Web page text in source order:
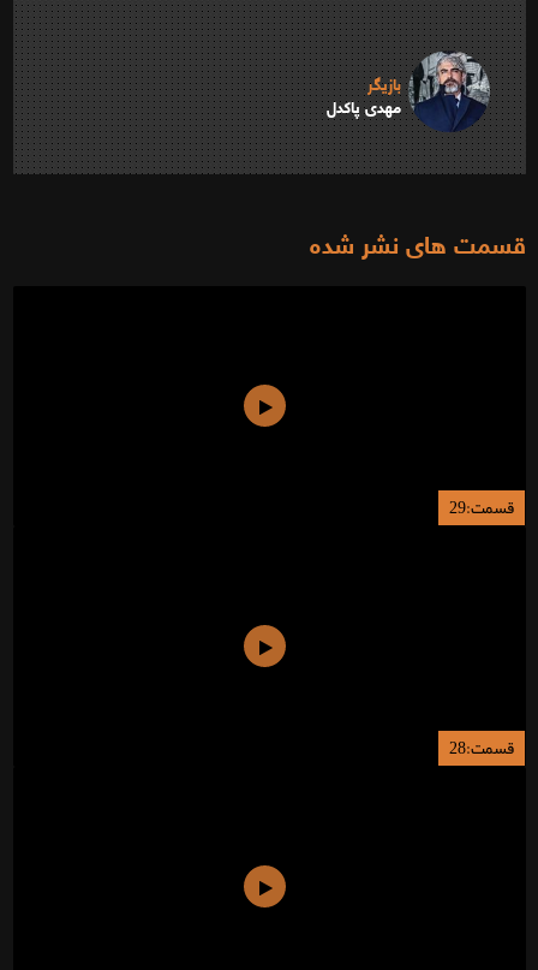
بازیگر
مهدی پاکدل
قسمت های نشر شده
قسمت:29
قسمت:28